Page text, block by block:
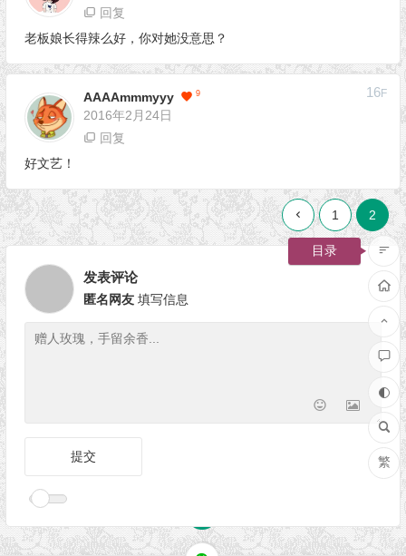
回复
老板娘长得辣么好，你对她没意思？
AAAAmmmyyy 9
2016年2月24日
16F
回复
好文艺！
1 2
发表评论
匿名网友 填写信息
目录
繁